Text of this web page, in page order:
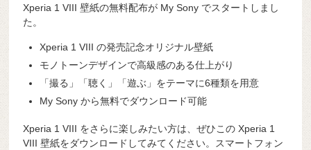
Xperia 1 VIII 壁紙の無料配布が My Sony でスタートしまし
た。
Xperia 1 VIII の発売記念オリジナル壁紙
モノトーンデザインで高級感のある仕上がり
「撮る」「聴く」「遊ぶ」をテーマに6種類を用意
My Sony から無料でダウンロード可能
Xperia 1 VIII をさらに楽しみたい方は、ぜひこの Xperia 1
VIII 壁紙をダウンロードしてみてください。スマートフォン